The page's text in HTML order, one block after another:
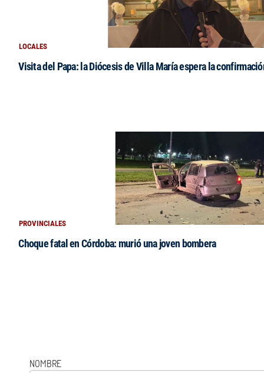
LOCALES
Visita del Papa: la Diócesis de Villa María espera la
PROVINCIALES
Choque fatal en Córdoba: murió una joven bombera
NOMBRE